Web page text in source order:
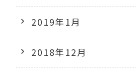
2019年1月
2018年12月